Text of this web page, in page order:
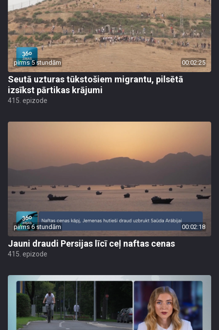
pirms 5 stundām 00:02:25
Seutā uzturas tūkstošiem migrantu, pilsētā
izsīkst pārtikas krājumi
415. epizode
pirms 6 stundām 00:02:18
Jauni draudi Persijas līcī ceļ naftas cenas
415. epizode